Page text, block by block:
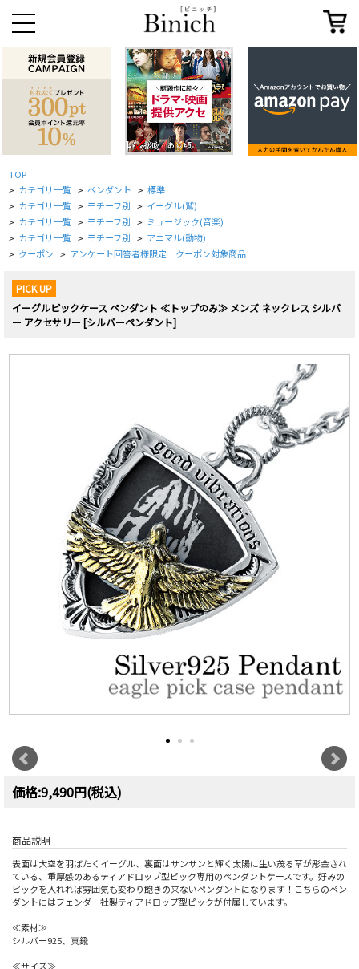
TOP
> カテゴリ一覧 > ペンダント > 標準
> カテゴリ一覧 > モチーフ別 > イーグル(鷲)
> カテゴリ一覧 > モチーフ別 > ミュージック(音楽)
> カテゴリ一覧 > モチーフ別 > アニマル(動物)
> クーポン > アンケート回答者様限定｜クーポン対象商品
PICK UP
イーグルピックケース ペンダント ≪トップのみ≫ メンズ ネックレス シルバ
ー アクセサリー [シルバーペンダント]
価格:9,490円(税込)
商品説明
表面は大空を羽ばたくイーグル、裏面はサンサンと輝く太陽に生い茂る草が彫金され
ている、重厚感のあるティアドロップ型ピック専用のペンダントケースです。好みの
ピックを入れれば雰囲気も変わり飽きの来ないペンダントになります！こちらのペン
ダントにはフェンダー社製ティアドロップ型ピックが付属しています。
≪素材≫
シルバー925、真鍮
≪サイズ≫